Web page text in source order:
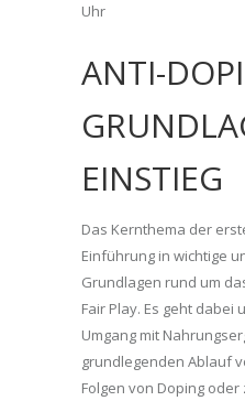
Uhr
ANTI-
EINSTIEG
Das Kernthema der
Einführung in wichtige
Grundlagen rund um
Fair Play. Es geht
Umgang mit
grundlegenden Ablauf
Folgen von Doping